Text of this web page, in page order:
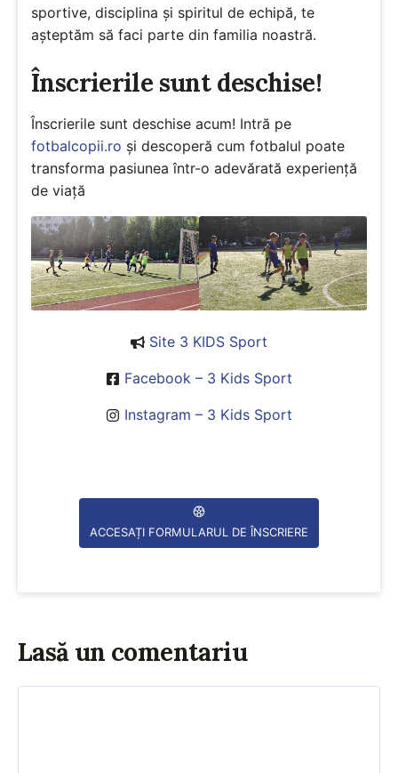
sportive, disciplina și spiritul de echipă, te
așteptăm să faci parte din familia noastră.
Înscrierile sunt deschise!
Înscrierile sunt deschise acum! Intră pe
fotbalcopii.ro și descoperă cum fotbalul poate
transforma pasiunea într-o adevărată experiență
de viață
Site 3 KIDS Sport
Facebook – 3 Kids Sport
Instagram – 3 Kids Sport
ACCESAȚI FORMULARUL DE ÎNSCRIERE
Lasă un comentariu